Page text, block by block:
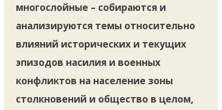
многослойные – собираются и
анализируются темы относительно
влияний исторических и текущих
эпизодов насилия и военных
конфликтов на население зоны
столкновений и общество в целом,